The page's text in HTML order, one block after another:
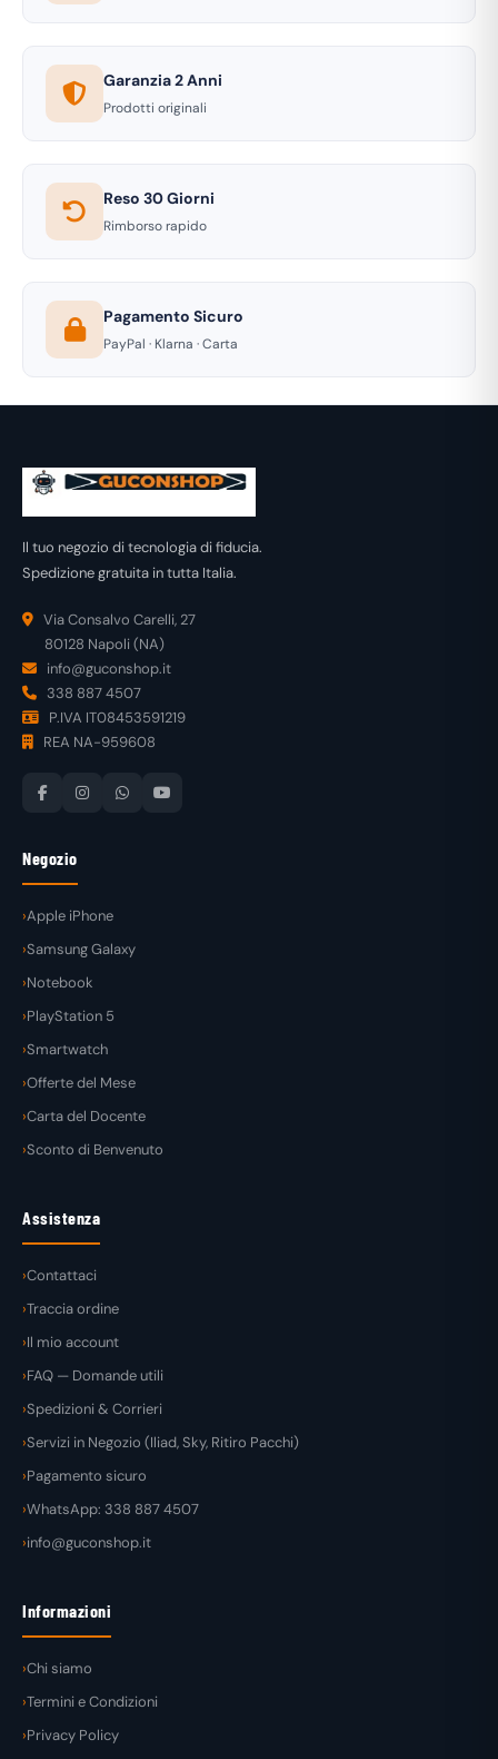
Garanzia 2 Anni
Prodotti originali
Reso 30 Giorni
Rimborso rapido
Pagamento Sicuro
PayPal · Klarna · Carta
Il tuo negozio di tecnologia di fiducia.
Spedizione gratuita in tutta Italia.
Via Consalvo Carelli, 27
80128 Napoli (NA)
info@guconshop.it
338 887 4507
P.IVA IT08453591219
REA NA-959608
Negozio
Apple iPhone
Samsung Galaxy
Notebook
PlayStation 5
Smartwatch
Offerte del Mese
Carta del Docente
Sconto di Benvenuto
Assistenza
Contattaci
Traccia ordine
Il mio account
FAQ — Domande utili
Spedizioni & Corrieri
Servizi in Negozio (Iliad, Sky, Ritiro Pacchi)
Pagamento sicuro
WhatsApp: 338 887 4507
info@guconshop.it
Informazioni
Chi siamo
Termini e Condizioni
Privacy Policy